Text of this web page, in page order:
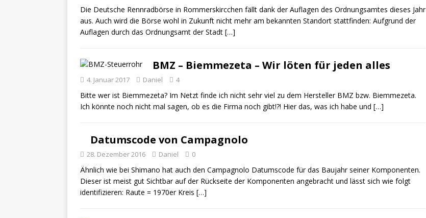
Die Deutsche Rennradbörse in Rommerskircchen fällt dank der Auflagen des Ordnungsamtes dieses Jahr
aus. Auch wird die Börse wohl in Zukunft nicht mehr am bekannten Standort stattfinden: Aufgrund der
Auflagen durch das Ordnungsamt der Stadt […]
BMZ – Biemmezeta – Wir löten für jeden alles
4. Januar 2017 Daniel 4
Bitte wer ist Biemmezeta? Im Netzt finde ich nicht sehr viel zu dem Hersteller BMZ bzw. Biemmezeta.
Ich könnte noch nicht mal sagen, ob es die Firma noch gibt!?! Hier das, was ich habe und […]
Datumscode von Campagnolo
28. Dezember 2016 Daniel 0
Ähnlich wie bei Shimano hat auch den Campagnolo Datumscode für das Baujahr seiner Komponenten.
Dieser ist meist gut Sichtbar auf der Rückseite der Komponenten angebracht und lässt sich wie folgt
identifizieren: Raute = 1970er Kreis […]